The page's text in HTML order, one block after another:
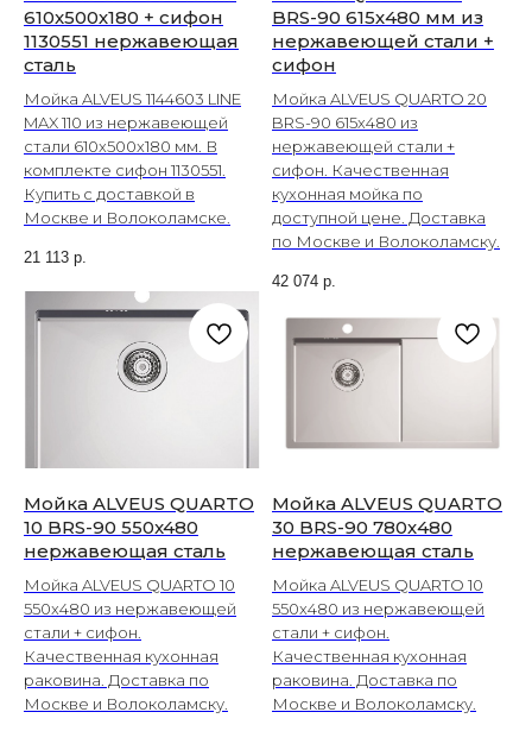
610x500х180 + сифон
1130551 нержавеющая
сталь
Мойка ALVEUS 1144603 LINE
MAX 110 из нержавеющей
стали 610x500x180 мм. В
комплекте сифон 1130551.
Купить с доставкой в
Москве и Волоколамске.
21 113 р.
BRS-90 615х480 мм из
нержавеющей стали +
сифон
Мойка ALVEUS QUARTO 20
BRS-90 615х480 из
нержавеющей стали +
сифон. Качественная
кухонная мойка по
доступной цене. Доставка
по Москве и Волоколамску.
42 074 р.
Мойка ALVEUS QUARTO
10 BRS-90 550x480
нержавеющая сталь
Мойка ALVEUS QUARTO 10
550x480 из нержавеющей
стали + сифон.
Качественная кухонная
раковина. Доставка по
Москве и Волоколамску.
Мойка ALVEUS QUARTO
30 BRS-90 780х480
нержавеющая сталь
Мойка ALVEUS QUARTO 10
550x480 из нержавеющей
стали + сифон.
Качественная кухонная
раковина. Доставка по
Москве и Волоколамску.